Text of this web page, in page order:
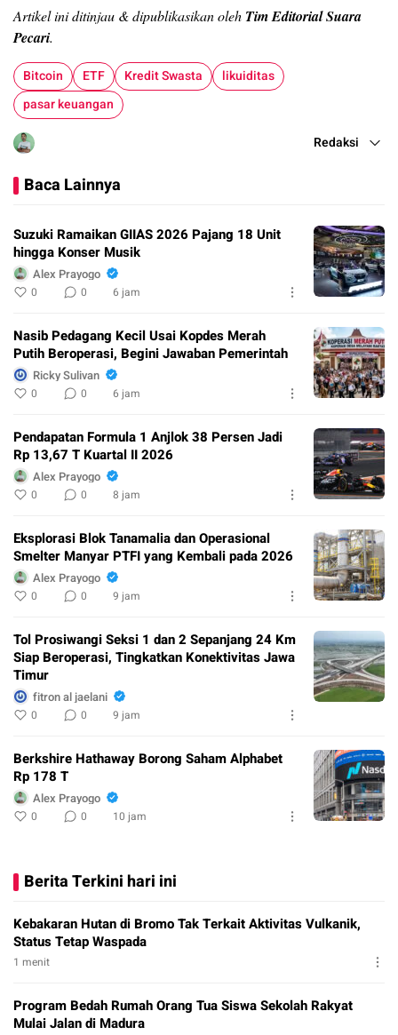
Artikel ini ditinjau & dipublikasikan oleh Tim Editorial Suara
Pecari.
Bitcoin ETF Kredit Swasta
likuiditas
pasar keuangan
Redaksi
Baca Lainnya
Suzuki Ramaikan GIIAS 2026 Pajang 18 Unit
hingga Konser Musik
Alex Prayogo
0 0 6 jam
Nasib Pedagang Kecil Usai Kopdes Merah
Putih Beroperasi, Begini Jawaban Pemerintah
Ricky Sulivan
0 0 6 jam
Pendapatan Formula 1 Anjlok 38 Persen Jadi
Rp 13,67 T Kuartal II 2026
Alex Prayogo
0 0 8 jam
Eksplorasi Blok Tanamalia dan Operasional
Smelter Manyar PTFI yang Kembali pada 2026
Alex Prayogo
0 0 9 jam
Tol Prosiwangi Seksi 1 dan 2 Sepanjang 24 Km
Siap Beroperasi, Tingkatkan Konektivitas Jawa
Timur
fitron al jaelani
0 0 9 jam
Berkshire Hathaway Borong Saham Alphabet
Rp 178 T
Alex Prayogo
0 0 10 jam
Berita Terkini hari ini
Kebakaran Hutan di Bromo Tak Terkait Aktivitas Vulkanik,
Status Tetap Waspada
1 menit
Program Bedah Rumah Orang Tua Siswa Sekolah Rakyat
Mulai Jalan di Madura